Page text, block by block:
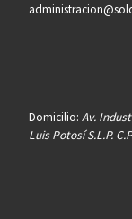
Domicilio: Av.
Luis Potosí S.L.P.